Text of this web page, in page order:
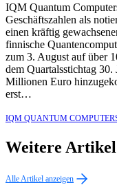
IQM Quantum
Geschäftszahlen als
einen kräftig
finnische
zum 3. August auf über
dem Quartalsstichtag
Millionen Euro
erst…
IQM QUANTUM
Weitere
Alle Artikel anzeigen